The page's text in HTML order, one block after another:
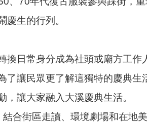
生的行列。
日常身分成為社頭或廟方工
讓民眾更了解這獨特的慶典
讓大家融入大溪慶典生活。
合街區走讀、環境劇場和在地